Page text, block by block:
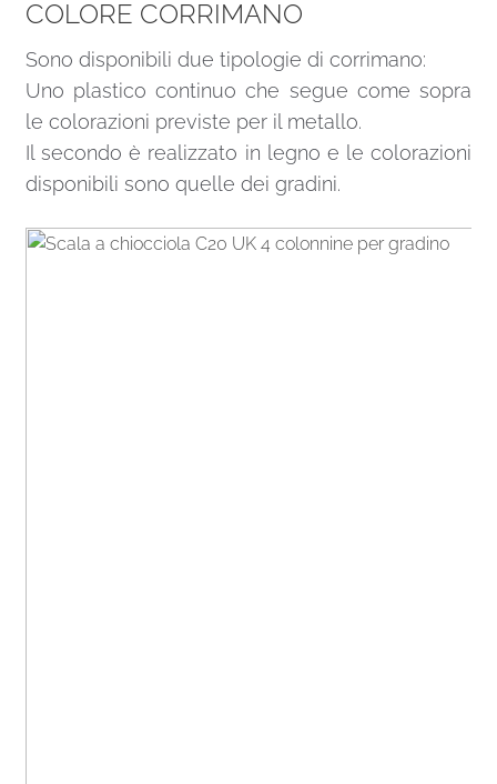
COLORE CORRIMANO
Sono disponibili due tipologie di corrimano:
Uno plastico continuo che segue come sopra
le colorazioni previste per il metallo.
Il secondo è realizzato in legno e le colorazioni
disponibili sono quelle dei gradini.